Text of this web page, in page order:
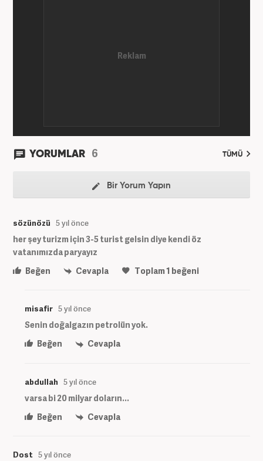
YORUMLAR 6 TÜMÜ
Bir Yorum Yapın
sözünözü 5 yıl önce
her şey turizm için 3-5 turist gelsin diye kendi öz
vatanımızda paryayız
Beğen
Cevapla Toplam1 beğeni
misafir 5 yıl önce
Senin doğalgazın petrolün yok.
Beğen
Cevapla
abdullah 5 yıl önce
varsa bi 20 milyar doların...
Beğen
Cevapla
Dost 5 yıl önce